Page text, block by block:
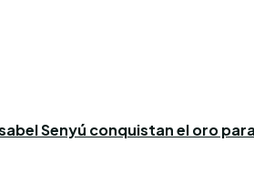
Senyú conquistan el oro